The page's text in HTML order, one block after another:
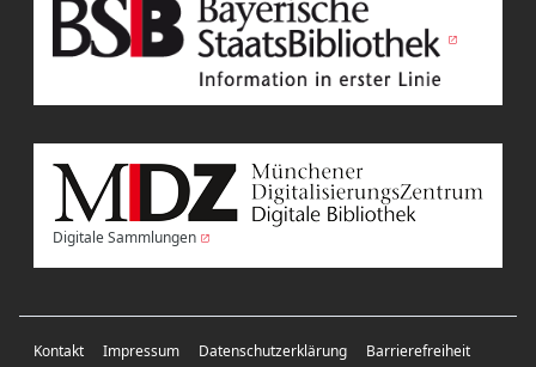
Digitale Sammlungen
Kontakt Impressum Datenschutzerklärung Barrierefreiheit